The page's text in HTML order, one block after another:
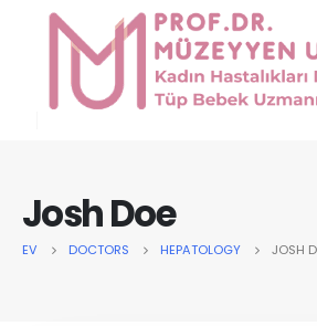
Josh Doe
EV DOCTORS HEPATOLOGY JOSH